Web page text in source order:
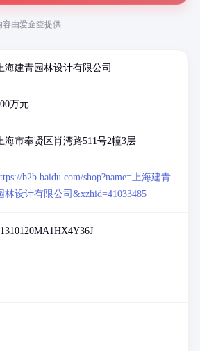
容由爱企查提供
海建青园林设计有限公司
万元
海市奉贤区肖湾路511号2幢3层
b2b.baidu.com/shop?name=上海建青
林设计有限公司&xzhid=41033485